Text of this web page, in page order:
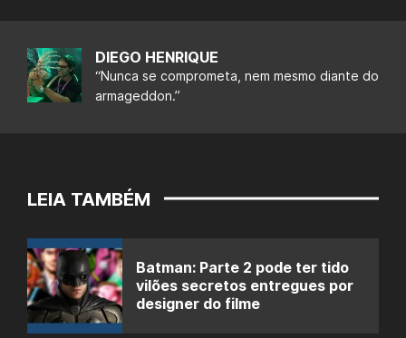
DIEGO HENRIQUE
“Nunca se comprometa, nem mesmo diante do
armageddon.”
LEIA TAMBÉM
Batman: Parte 2 pode ter tido
vilões secretos entregues por
designer do filme